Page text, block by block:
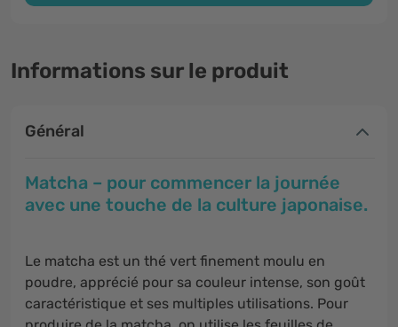
Informations sur le produit
Général
Matcha – pour commencer la journée
avec une touche de la culture japonaise.
Le matcha est un thé vert finement moulu en
poudre, apprécié pour sa couleur intense, son goût
caractéristique et ses multiples utilisations. Pour